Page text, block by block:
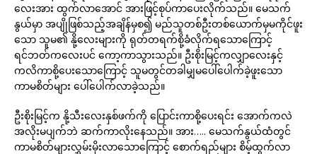
လေးအား ထွက်လာအောင် အားဖြင့်စုပ်ကာပေးလိုက်သည်။ မေသက်
နွယ်မှာ အပျိုဖြစ်သည့်အချိန်မှစ၍ မည်သူတစ်ဦးတစ်ယောက်မှမကိုင်ဖူး
သော သူမ၏ နို့လေးများကို ရုတ်တရက်စို့ခံလိုက်ရသောကြောင့်
ရင်ဘတ်ကလေးပင် ကော့ကာသွားသည်။ ဦးစိုးမြင့်ကလျှာလေးနှင့်
ကလိကာစို့ပေးသောကြောင့် သူမတွင်တခါမျှမပေါ်ပေါက်ခဲ့ဖူးသော
ကာမစိတ်များ ပေါ်ပေါက်လာခဲ့သည်။
ဦးစိုးမြင့်က နို့သီးလေးနှစ်ဖက်ကို ပြောင်းကာစို့ပေးရင်း အောက်ကလဲ
အလိုးမပျက်ဘဲ ဆက်ကာလိုးနေသည်။ အား….. မေသက်နွယ်ထံတွင်
ကာမစိတ်များလွှမ်းမိုးလာသောကြောင့် စောက်ရည်များ စိမ့်ထွက်လာ